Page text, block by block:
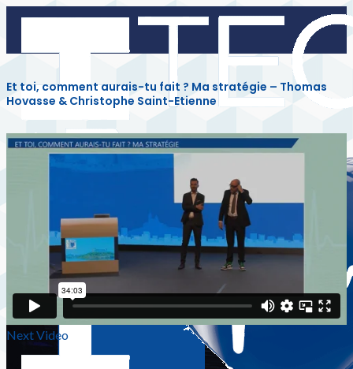
Et toi, comment aurais-tu fait ? Ma stratégie – Thomas
Hovasse & Christophe Saint-Etienne
Next Video